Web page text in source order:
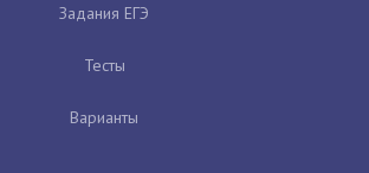
Задания ЕГЭ
Тесты
Варианты